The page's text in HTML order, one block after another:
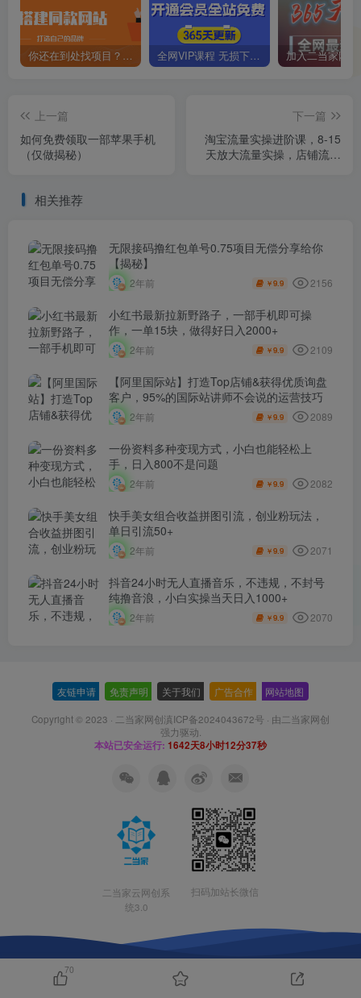
你还在到处找项目？还在当韭菜？我靠卖项目一个月收入5万+，曾经我也是个失败者。 全网VIP课程 无损下载~
上一篇
如何免费领取一部苹果手机
（仅做揭秘）
下一篇
淘宝流量实操进阶课，8-15
天放大流量实操，店铺流量
相关推荐
无限接码撸红包单号0.75项目无偿分享给你
【揭秘】
2年前 ￥9.9 2156
小红书最新拉新野路子，一部手机即可操
作，一单15块，做得好日入2000+
2年前 ￥9.9 2109
【阿里国际站】打造Top店铺&获得优质询盘
客户，​95%的国际站讲师不会说的运营技巧
2年前 ￥9.9 2089
一份资料多种变现方式，小白也能轻松上
手，日入800不是问题
2年前 ￥9.9 2082
快手美女组合收益拼图引流，创业粉玩法，
单日引流50+
2年前 ￥9.9 2071
抖音24小时无人直播音乐，不违规，不封号
纯撸音浪，小白实操当天日入1000+
2年前 ￥9.9 2070
友链申请 免责声明 关于我们 广告合作 网站地图
Copyright © 2023 · 二当家网创滇ICP备2024043672号 · 由二当家网创
强力驱动.
本站已安全运行: 1642天8小时12分37秒
二当家云网创系
统3.0
扫码加站长微信
70